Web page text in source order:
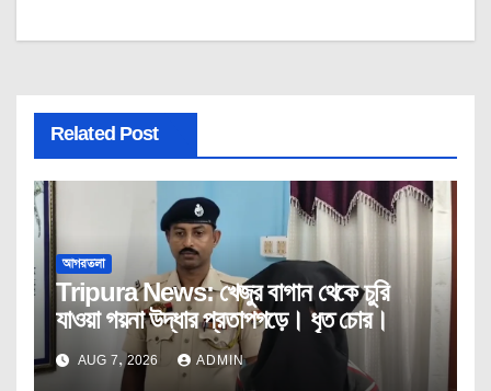
Related Post
আগরতলা
Tripura News: খেজুর বাগান থেকে চুরি
যাওয়া গয়না উদ্ধার প্রতাপগড়ে। ধৃত চোর।
AUG 7, 2026 ADMIN